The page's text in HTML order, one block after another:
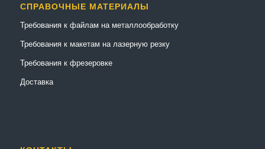
СПРАВОЧНЫЕ МАТЕРИАЛЫ
Требования к файлам на металлообработку
Требования к макетам на лазерную резку
Требования к фрезеровке
Доставка